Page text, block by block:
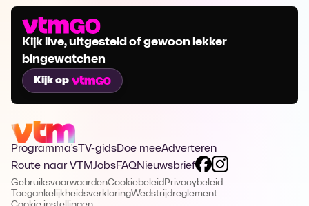
Kijk live, uitgesteld of gewoon lekker
bingewatchen
Kijk op
Programma's TV-gidsDoe meeAdverteren
Route naar VTMJobsFAQNieuwsbrief
GebruiksvoorwaardenCookiebeleid Privacybeleid
ToegankelijkheidsverklaringWedstrijdreglement